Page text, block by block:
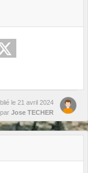
le 21 avril 2024
par Jose TECHER